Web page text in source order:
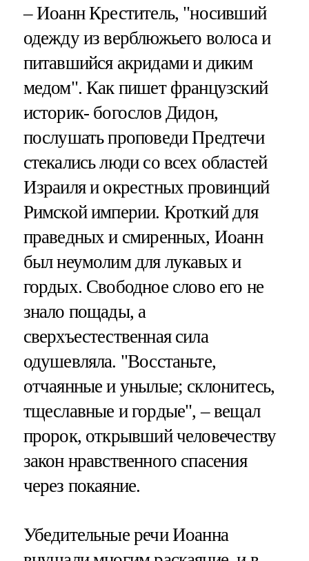
– Иоанн Креститель, "носивший
одежду из верблюжьего волоса и
питавшийся акридами и диким
медом". Как пишет французский
историк- богослов Дидон,
послушать проповеди Предтечи
стекались люди со всех областей
Израиля и окрестных провинций
Римской империи. Кроткий для
праведных и смиренных, Иоанн
был неумолим для лукавых и
гордых. Свободное слово его не
знало пощады, а
сверхъестественная сила
одушевляла. "Восстаньте,
отчаянные и унылые; склонитесь,
тщеславные и гордые", – вещал
пророк, открывший человечеству
закон нравственного спасения
через покаяние.
Убедительные речи Иоанна